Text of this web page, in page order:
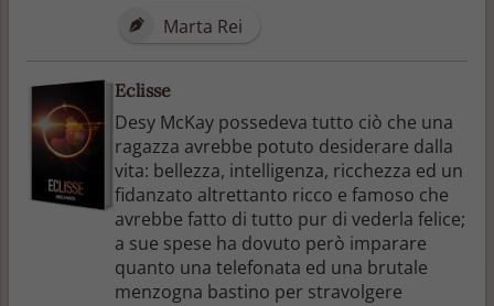
Marta Rei
Eclisse
Desy McKay possedeva tutto ciò che una
ragazza avrebbe potuto desiderare dalla
vita: bellezza, intelligenza, ricchezza ed un
fidanzato altrettanto ricco e famoso che
avrebbe fatto di tutto pur di vederla felice;
a sue spese ha dovuto però imparare
quanto una telefonata ed una brutale
menzogna bastino per stravolgere